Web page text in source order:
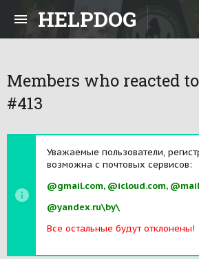
HELPDOG
Members who reacted
#413
Уважаемые пользователи,
возможна с почтовых сервисов:
@gmail.com, @icloud.com,
@yandex.ru\by\
Все остальные будут отклонены!